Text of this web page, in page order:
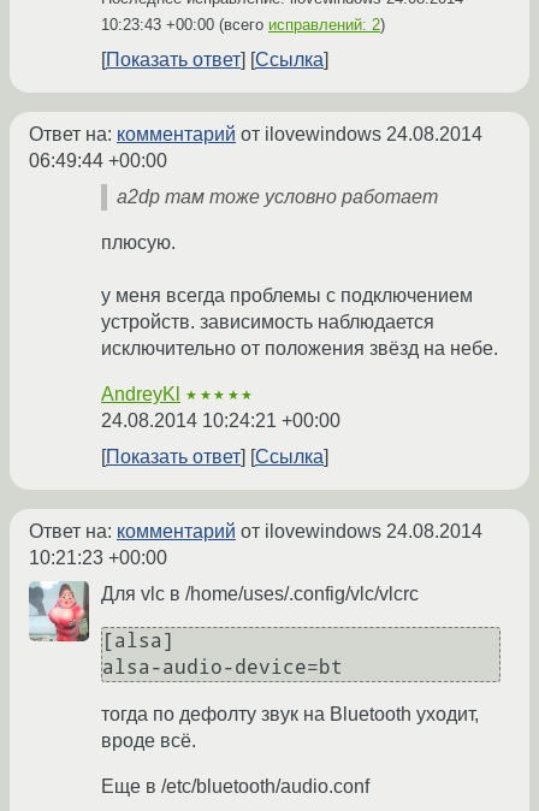
10:23:43 +00:00 (всего исправлений: 2)
Показать ответ Ссылка
Ответ на: комментарий от ilovewindows 24.08.2014
06:49:44 +00:00
a2dp там тоже условно работает
плюсую.
у меня всегда проблемы с подключением
устройств. зависимость наблюдается
исключительно от положения звёзд на небе.
AndreyKl ★★★★★
24.08.2014 10:24:21 +00:00
Показать ответ
Ссылка
Ответ на: комментарий от ilovewindows 24.08.2014
10:21:23 +00:00
Для vlc в /home/uses/.config/vlc/vlcrc
[alsa]
тогда по дефолту звук на Bluetooth уходит,
вроде всё.
Еще в /etc/bluetooth/audio.conf